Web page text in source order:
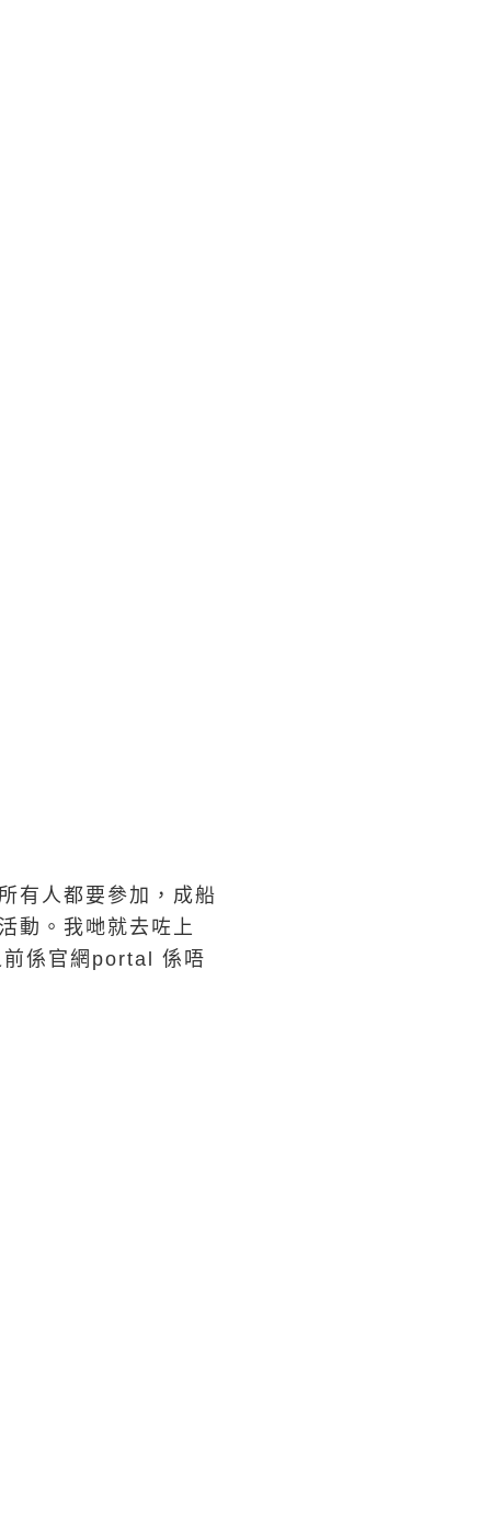
有人都要參加，成船
動。我哋就去咗上
係官網portal 係唔